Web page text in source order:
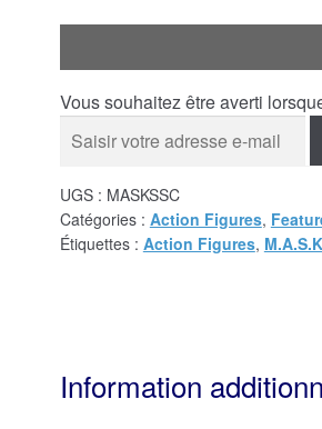
Vous souhaitez être averti
UGS : MASKSSC
Catégories : Action Figures,
Étiquettes : Action Figures, M.A.S.K
Information